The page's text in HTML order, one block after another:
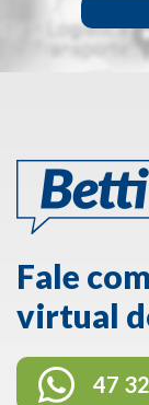
Fale
virtual
47